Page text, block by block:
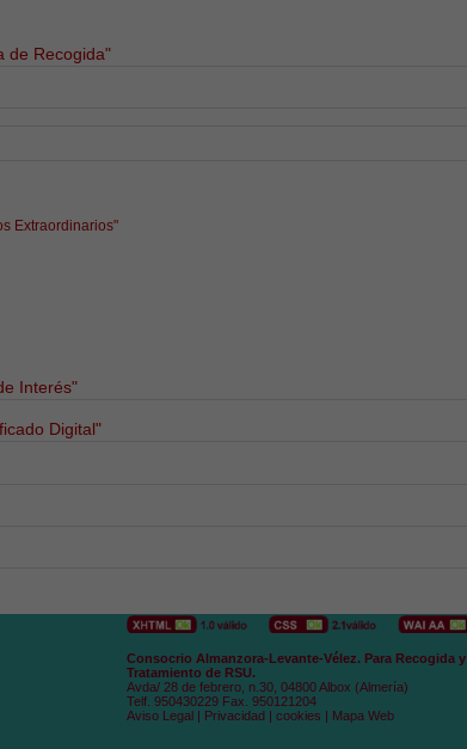
de Recogida"
Extraordinarios"
Interés"
Digital"
Consocrio Almanzora-Levante-Vélez. Para Recogida y
Tratamiento de RSU.
Avda/ 28 de febrero, n.30, 04800 Albox (Almería)
Telf. 950430229 Fax. 950121204
Aviso Legal
Privacidad cookies Mapa Web